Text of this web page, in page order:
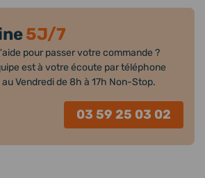
5J/7
pour passer votre commande ?
est à votre écoute par téléphone
Vendredi de 8h à 17h Non-Stop.
03 59 25 03 02